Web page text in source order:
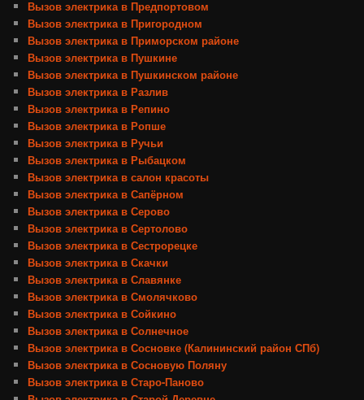
Вызов электрика в Предпортовом
Вызов электрика в Пригородном
Вызов электрика в Приморском районе
Вызов электрика в Пушкине
Вызов электрика в Пушкинском районе
Вызов электрика в Разлив
Вызов электрика в Репино
Вызов электрика в Ропше
Вызов электрика в Ручьи
Вызов электрика в Рыбацком
Вызов электрика в салон красоты
Вызов электрика в Сапёрном
Вызов электрика в Серово
Вызов электрика в Сертолово
Вызов электрика в Сестрорецке
Вызов электрика в Скачки
Вызов электрика в Славянке
Вызов электрика в Смолячково
Вызов электрика в Сойкино
Вызов электрика в Солнечное
Вызов электрика в Сосновке (Калининский район СПб)
Вызов электрика в Сосновую Поляну
Вызов электрика в Старо-Паново